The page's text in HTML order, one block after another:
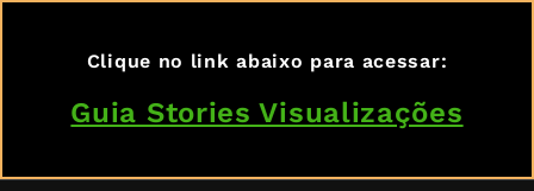
Clique no link abaixo para acessar:
Guia Stories Visualizações